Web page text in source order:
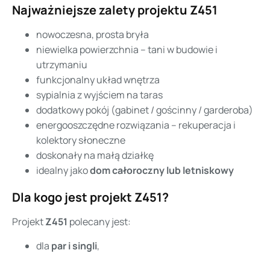
Najważniejsze zalety projektu Z451
nowoczesna, prosta bryła
niewielka powierzchnia – tani w budowie i
utrzymaniu
funkcjonalny układ wnętrza
sypialnia z wyjściem na taras
dodatkowy pokój (gabinet / gościnny / garderoba)
energooszczędne rozwiązania – rekuperacja i
kolektory słoneczne
doskonały na małą działkę
idealny jakodom całoroczny lub letniskowy
Dla kogo jest projekt Z451?
ProjektZ451 polecany jest:
dla par i singli,